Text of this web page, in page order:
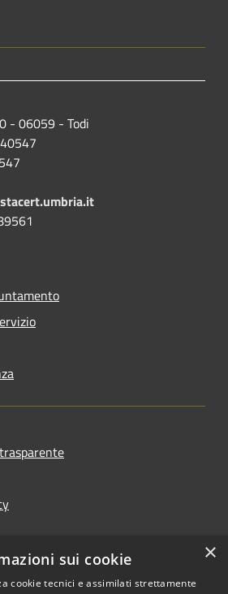
- 06059 - Todi
×
sui cookie
cookie tecnici e assimilati strettamente